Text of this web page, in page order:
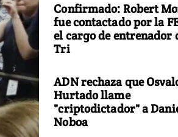
Confirmado: Robert
fue contactado por la
el cargo de entrenador
Tri
ADN rechaza que
Hurtado llame
"criptodictador" a
Noboa